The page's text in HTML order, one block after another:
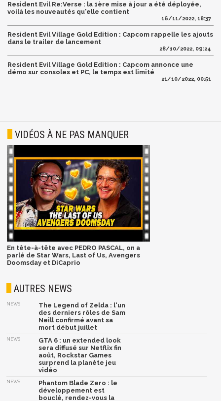
Resident Evil Re:Verse : la 1ère mise à jour a été déployée,
voilà les nouveautés qu'elle contient
16/11/2022, 18:37
Resident Evil Village Gold Edition : Capcom rappelle les ajouts
dans le trailer de lancement
28/10/2022, 09:24
Resident Evil Village Gold Edition : Capcom annonce une
démo sur consoles et PC, le temps est limité
21/10/2022, 00:51
VIDÉOS À NE PAS MANQUER
En tête-à-tête avec PEDRO PASCAL, on a
parlé de Star Wars, Last of Us, Avengers
Doomsday et DiCaprio
AUTRES NEWS
NEWS
The Legend of Zelda : l'un
des derniers rôles de Sam
Neill confirmé avant sa
mort début juillet
NEWS
GTA 6 : un extended look
sera diffusé sur Netflix fin
août, Rockstar Games
surprend la planète jeu
vidéo
NEWS
Phantom Blade Zero : le
développement est
bouclé, rendez-vous la